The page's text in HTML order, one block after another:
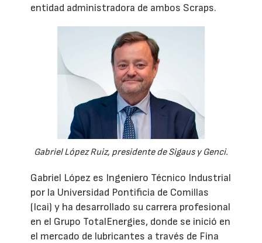
entidad administradora de ambos Scraps.
Gabriel López Ruiz, presidente de Sigaus y Genci.
Gabriel López es Ingeniero Técnico Industrial
por la Universidad Pontificia de Comillas
(Icai) y ha desarrollado su carrera profesional
en el Grupo TotalEnergies, donde se inició en
el mercado de lubricantes a través de Fina